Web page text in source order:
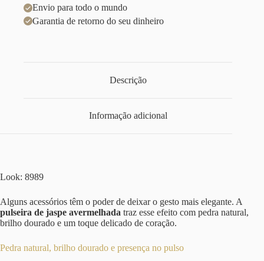
Envio para todo o mundo
Garantia de retorno do seu dinheiro
Descrição
Informação adicional
Look: 8989
Alguns acessórios têm o poder de deixar o gesto mais elegante. A
pulseira de jaspe avermelhada traz esse efeito com pedra natural,
brilho dourado e um toque delicado de coração.
Pedra natural, brilho dourado e presença no pulso